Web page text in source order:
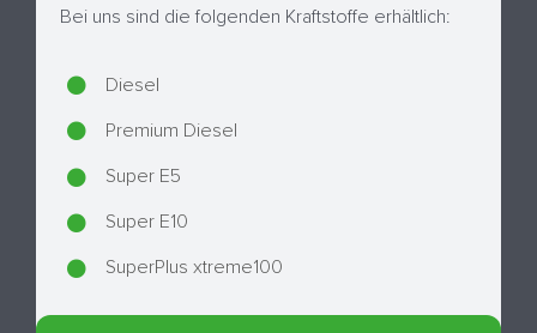
Bei uns sind die folgenden Kraftstoffe erhältlich:
Diesel
Premium Diesel
Super E5
Super E10
SuperPlus xtreme100